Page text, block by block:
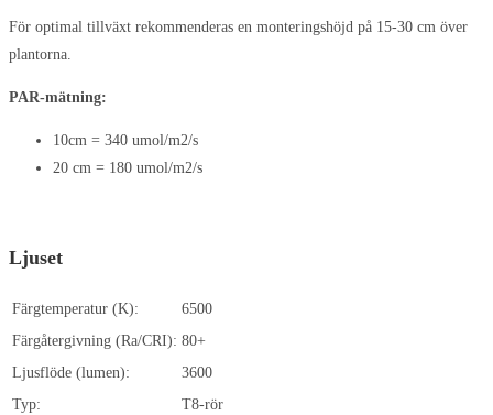
För optimal tillväxt rekommenderas en monteringshöjd på 15-30 cm över
plantorna.
PAR-mätning:
10cm = 340 umol/m2/s
20 cm = 180 umol/m2/s
Ljuset
Färgtemperatur (K):
6500
Färgåtergivning (Ra/CRI): 80+
Ljusflöde (lumen):
3600
Typ:
T8-rör